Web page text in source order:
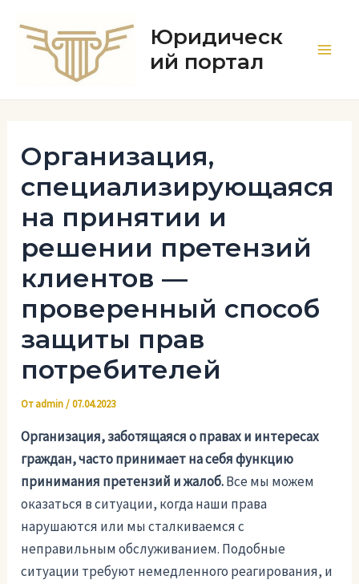
содержимому
Юридическ
ий портал
Организация,
специализирующаяся
на принятии и
решении претензий
клиентов —
проверенный способ
защиты прав
потребителей
Отadmin/07.04.2023
Организация, заботящаяся о правах и интересах
граждан, часто принимает на себя функцию
принимания претензий и жалоб.Все мы можем
оказаться в ситуации, когда наши права
нарушаются или мы сталкиваемся с
неправильным обслуживанием. Подобные
ситуации требуют немедленного реагирования, и